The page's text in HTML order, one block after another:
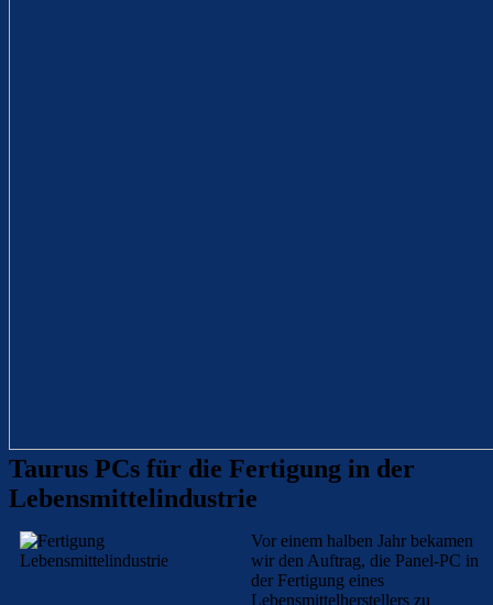
Taurus PCs für die Fertigung in der
Lebensmittelindustrie
Vor einem halben Jahr bekamen
wir den Auftrag, die Panel-PC in
der Fertigung eines
Lebensmittelherstellers zu